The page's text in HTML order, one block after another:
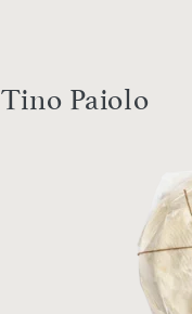
Paiolo